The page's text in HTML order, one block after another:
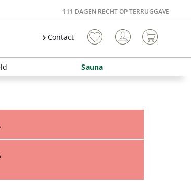
111 DAGEN RECHT OP TERRUGGAVE
Contact
Sauna